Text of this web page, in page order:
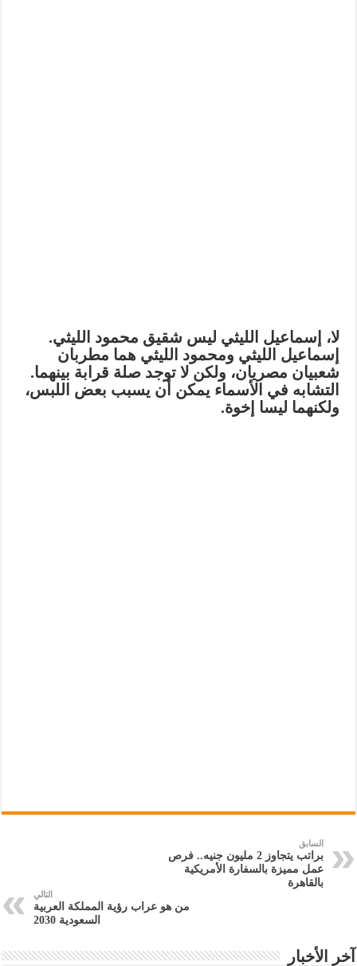
لا، إسماعيل الليثي ليس شقيق محمود الليثي.
إسماعيل الليثي ومحمود الليثي هما مطربان
شعبيان مصريان، ولكن لا توجد صلة قرابة بينهما.
التشابه في الأسماء يمكن أن يسبب بعض اللبس،
ولكنهما ليسا إخوة.
السابق
براتب يتجاوز 2 مليون جنيه.. فرص
عمل مميزة بالسفارة الأمريكية
بالقاهرة
التالي
من هو عراب رؤية المملكة العربية
السعودية 2030
آخر الأخبار